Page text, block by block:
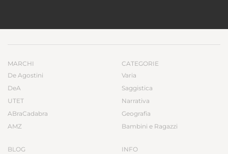
MARCHI
De Agostini
DeA
UTET
ABraCadabra
AMZ
BLOG
CATEGORIE
Varia
Saggistica
Narrativa
Geografia
Bambini e Ragazzi
INFO